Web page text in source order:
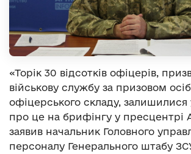
«Торік 30 відсотків офіцерів,
військову службу за призовом осіб
офіцерського складу, залишилися
про це на брифінгу у пресцентрі
заявив начальник Головного
персоналу Генерального штабу